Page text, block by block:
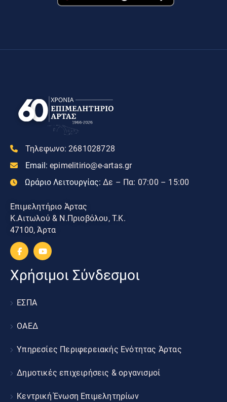
Τηλεφωνο: 2681028728
Email: epimelitirio@e-artas.gr
Ωράριο Λειτουργίας: Δε – Πα: 07:00 – 15:00
Επιμελητήριο Άρτας
Κ.Αιτωλού & Ν.Πριοβόλου, Τ.Κ.
47100, Άρτα
Χρήσιμοι Σύνδεσμοι
ΕΣΠΑ
ΟΑΕΔ
Υπηρεσίες Περιφερειακής Ενότητας Άρτας
Δημοτικές επιχειρήσεις & οργανισμοί
Κεντρική Ένωση Επιμελητηρίων